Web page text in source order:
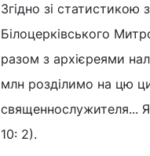
Згідно зі статистикою
Білоцерківського
разом з архієреями
млн розділимо на цю
священнослужителя...
10: 2).